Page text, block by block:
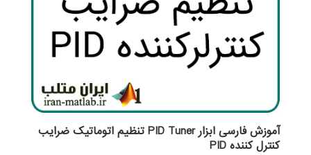
آموزش فارسی ابزار PID Tuner تنظیم اتوماتیک ضرایب
کنترل کننده PID